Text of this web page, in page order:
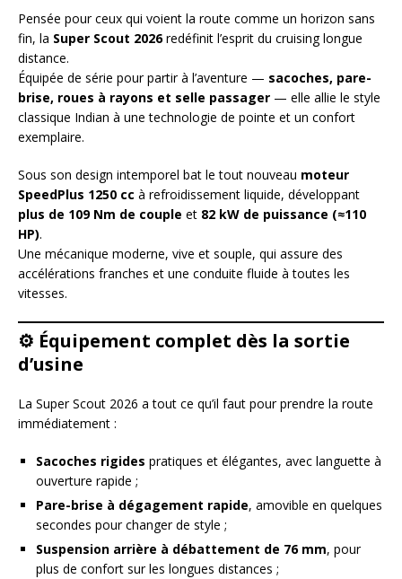
Pensée pour ceux qui voient la route comme un horizon sans
fin, la Super Scout 2026redéfinit l’esprit du cruising longue
distance.
Équipée de série pour partir à l’aventure — sacoches, pare-
brise, roues à rayons et selle passager — elle allie le style
classique Indian à une technologie de pointe et un confort
exemplaire.
Sous son design intemporel bat le tout nouveau moteur
SpeedPlus 1250 cc à refroidissement liquide, développant
plus de 109 Nm de couple et 82 kW de puissance (≈110
HP).
Une mécanique moderne, vive et souple, qui assure des
accélérations franches et une conduite fluide à toutes les
vitesses.
⚙️ Équipement complet dès la sortie
d’usine
La Super Scout 2026 a tout ce qu’il faut pour prendre la route
immédiatement :
Sacoches rigides pratiques et élégantes, avec languette à
ouverture rapide ;
Pare-brise à dégagement rapide, amovible en quelques
secondes pour changer de style ;
Suspension arrière à débattement de 76 mm, pour
plus de confort sur les longues distances ;